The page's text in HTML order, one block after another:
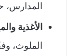
المدارس،
الأغذية
الملوث،